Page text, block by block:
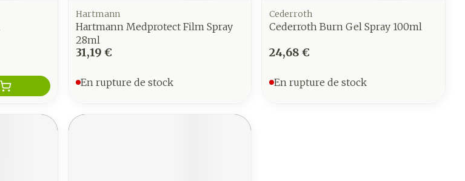
Hartmann
Hartmann Medprotect Film Spray
28ml
31,19 €
En rupture de stock
Cederroth
Cederroth Burn Gel Spray 100ml
24,68 €
En rupture de stock